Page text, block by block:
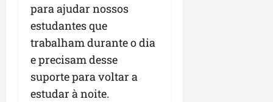
para ajudar nossos
estudantes que
trabalham durante o dia
e precisam desse
suporte para voltar a
estudar à noite.